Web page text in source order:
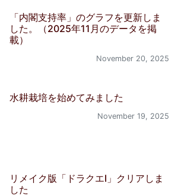
「内閣支持率」のグラフを更新しま
した。（2025年11月のデータを掲
載）
November 20, 2025
水耕栽培を始めてみました
November 19, 2025
リメイク版「ドラクエI」クリアしま
した